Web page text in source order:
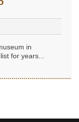
in
for years...